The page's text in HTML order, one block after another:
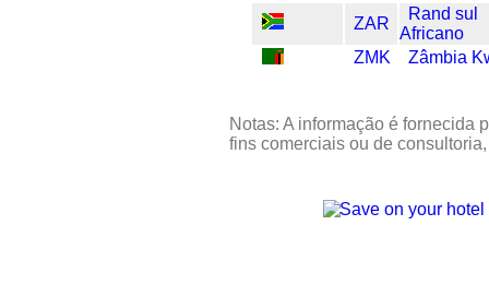
ZAR
Rand sul
Africano
ZMK
Zâmbia
Notas: A informação é fornecida
fins comerciais ou de